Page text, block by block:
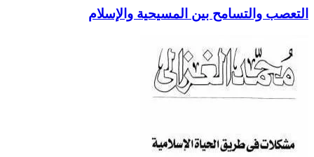
التعصب والتسامح بين المسيحية والإسلام